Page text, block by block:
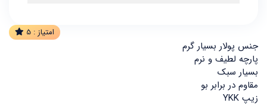
امتیاز : 5
جنس پولار بسیار گرم
پارچه لطیف و نرم
بسیار سبک
مقاوم در برابر بو
زیپ YKK